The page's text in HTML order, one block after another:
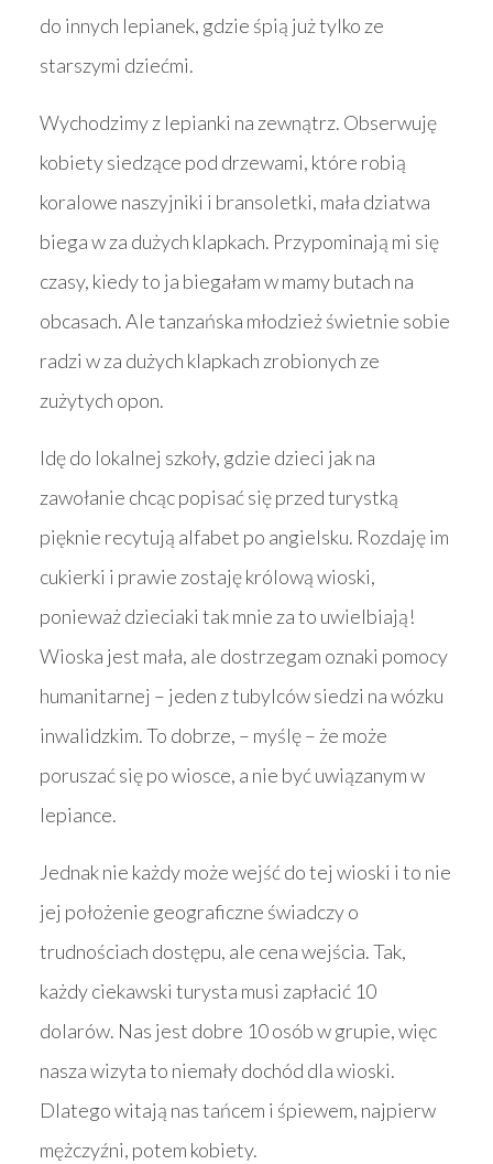
do innych lepianek, gdzie śpią już tylko ze
starszymi dziećmi.
Wychodzimy z lepianki na zewnątrz. Obserwuję
kobiety siedzące pod drzewami, które robią
koralowe naszyjniki i bransoletki, mała dziatwa
biega w za dużych klapkach. Przypominają mi się
czasy, kiedy to ja biegałam w mamy butach na
obcasach. Ale tanzańska młodzież świetnie sobie
radzi w za dużych klapkach zrobionych ze
zużytych opon.
Idę do lokalnej szkoły, gdzie dzieci jak na
zawołanie chcąc popisać się przed turystką
pięknie recytują alfabet po angielsku. Rozdaję im
cukierki i prawie zostaję królową wioski,
ponieważ dzieciaki tak mnie za to uwielbiają!
Wioska jest mała, ale dostrzegam oznaki pomocy
humanitarnej – jeden z tubylców siedzi na wózku
inwalidzkim. To dobrze, – myślę – że może
poruszać się po wiosce, a nie być uwiązanym w
lepiance.
Jednak nie każdy może wejść do tej wioski i to nie
jej położenie geograficzne świadczy o
trudnościach dostępu, ale cena wejścia. Tak,
każdy ciekawski turysta musi zapłacić 10
dolarów. Nas jest dobre 10 osób w grupie, więc
nasza wizyta to niemały dochód dla wioski.
Dlatego witają nas tańcem i śpiewem, najpierw
mężczyźni, potem kobiety.